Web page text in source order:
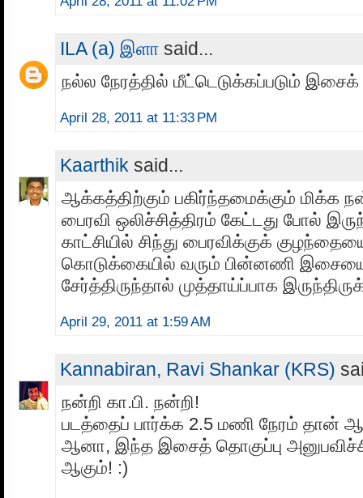
ILA (a) இளா said...
நல்ல நேரத்தில் மீட்டெடுக்கப்படும்
April 28, 2011 at 11:33 PM
Kaarthik said...
ஆக்கத்திற்கும் பகிர்ந்தமைக்கும் மிக்க
பைரவி ஒலிச்சித்திரம் கேட்டது போல்
காட்சியில் சிந்து பைரவிக்குக்
கொடுக்கையில் வரும் பின்னணி
சேர்த்திருந்தால் முத்தாய்ப்பாக
April 29, 2011 at 1:59 AM
Kannabiran, Ravi Shankar (KRS)
நன்றி கா.பி. நன்றி!
படத்தைப் பார்க்க 2.5 மணி நேரம் தான்
ஆனா, இந்த இசைத் தொகுப்பு
ஆகும்! :)